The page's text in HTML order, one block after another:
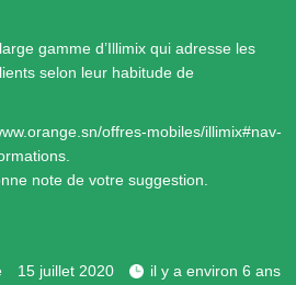
gamme d’Illimix qui adresse les
selon leur habitude de
offres-mobiles/illimix#nav-
note de votre suggestion.
15 juillet 2020 il y a environ 6 ans